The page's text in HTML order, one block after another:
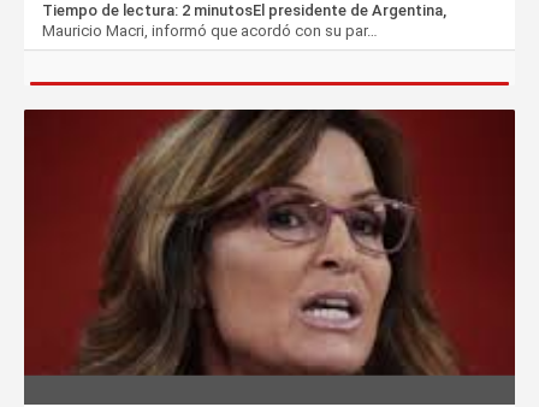
Tiempo de lectura: 2 minutosEl presidente de Argentina,
Mauricio Macri, informó que acordó con su par…